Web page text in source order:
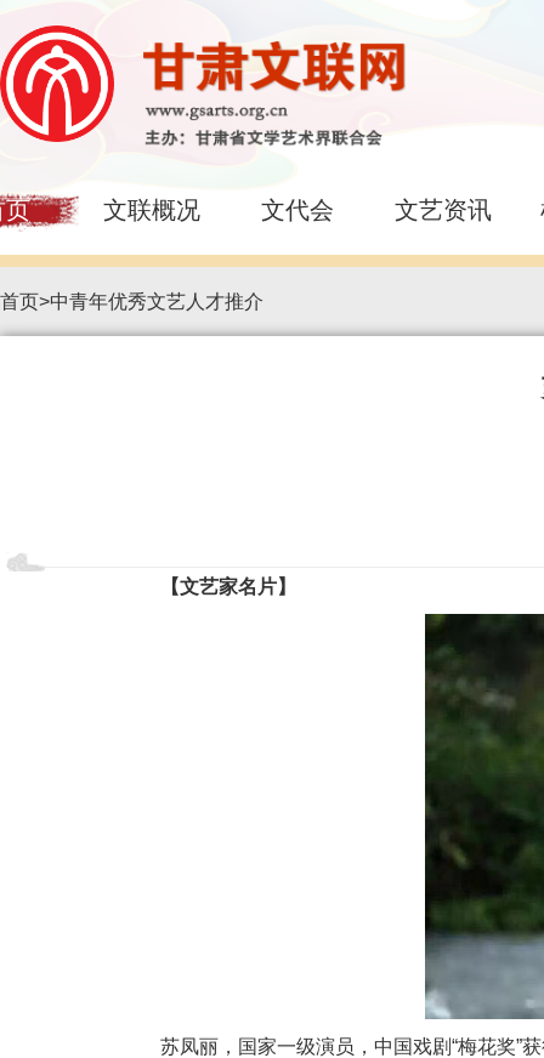
页 文联概况 文代会 文艺资讯
首页>中青年优秀文艺人才推介
【文艺家名片】
苏凤丽，国家一级演员，中国戏剧“梅花奖”